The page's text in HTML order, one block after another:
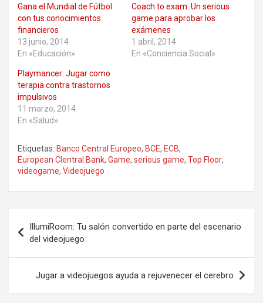
Gana el Mundial de Fútbol
con tus conocimientos
financieros
13 junio, 2014
En «Educación»
Coach to exam: Un serious
game para aprobar los
exámenes
1 abril, 2014
En «Conciencia Social»
Playmancer: Jugar como
terapia contra trastornos
impulsivos
11 marzo, 2014
En «Salud»
Etiquetas: Banco Central Europeo, BCE, ECB,
European Clentral Bank, Game, serious game, Top Floor,
videogame, Videojuego
de
entradas
IllumiRoom: Tu salón convertido en parte del escenario
del videojuego
Jugar a videojuegos ayuda a rejuvenecer el cerebro